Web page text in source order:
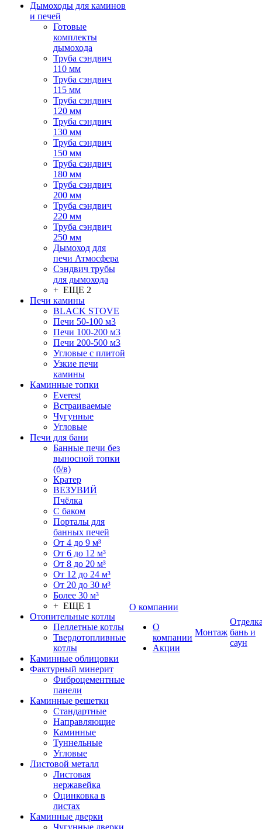
Дымоходы для каминов
и печей
Готовые
комплекты
дымохода
Труба сэндвич
110 мм
Труба сэндвич
115 мм
Труба сэндвич
120 мм
Труба сэндвич
130 мм
Труба сэндвич
150 мм
Труба сэндвич
180 мм
Труба сэндвич
200 мм
Труба сэндвич
220 мм
Труба сэндвич
250 мм
Дымоход для
печи Атмосфера
Сэндвич трубы
для дымохода
+ ЕЩЕ 2
Печи камины
BLACK STOVE
Печи 50-100 м3
Печи 100-200 м3
Печи 200-500 м3
Угловые с плитой
Узкие печи
камины
Каминные топки
Everest
Встраиваемые
Чугунные
Угловые
Печи для бани
Банные печи без
выносной топки
(б/в)
Кратер
ВЕЗУВИЙ
Пчёлка
С баком
Порталы для
банных печей
От 4 до 9 м³
От 6 до 12 м³
От 8 до 20 м³
От 12 до 24 м³
От 20 до 30 м³
Более 30 м³
+ ЕЩЕ 1
Отопительные котлы
Пеллетные котлы
Твердотопливные
котлы
Каминные облицовки
Фактурный минерит
Фиброцементные
панели
Каминные решетки
Стандартные
Направляющие
Каминные
Туннельные
Угловые
Листовой металл
Листовая
нержавейка
Оцинковка в
листах
Каминные дверки
Чугунные дверки
О компании
О
компании
Акции
Монтаж бань и
саун